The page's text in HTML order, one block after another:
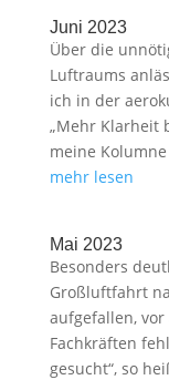
Juni 2023
Über die
Luftraums
ich in der
„Mehr Klarheit
meine
mehr lesen
Mai 2023
Besonders
Großluftfahrt
aufgefallen,
Fachkräften
gesucht“, so